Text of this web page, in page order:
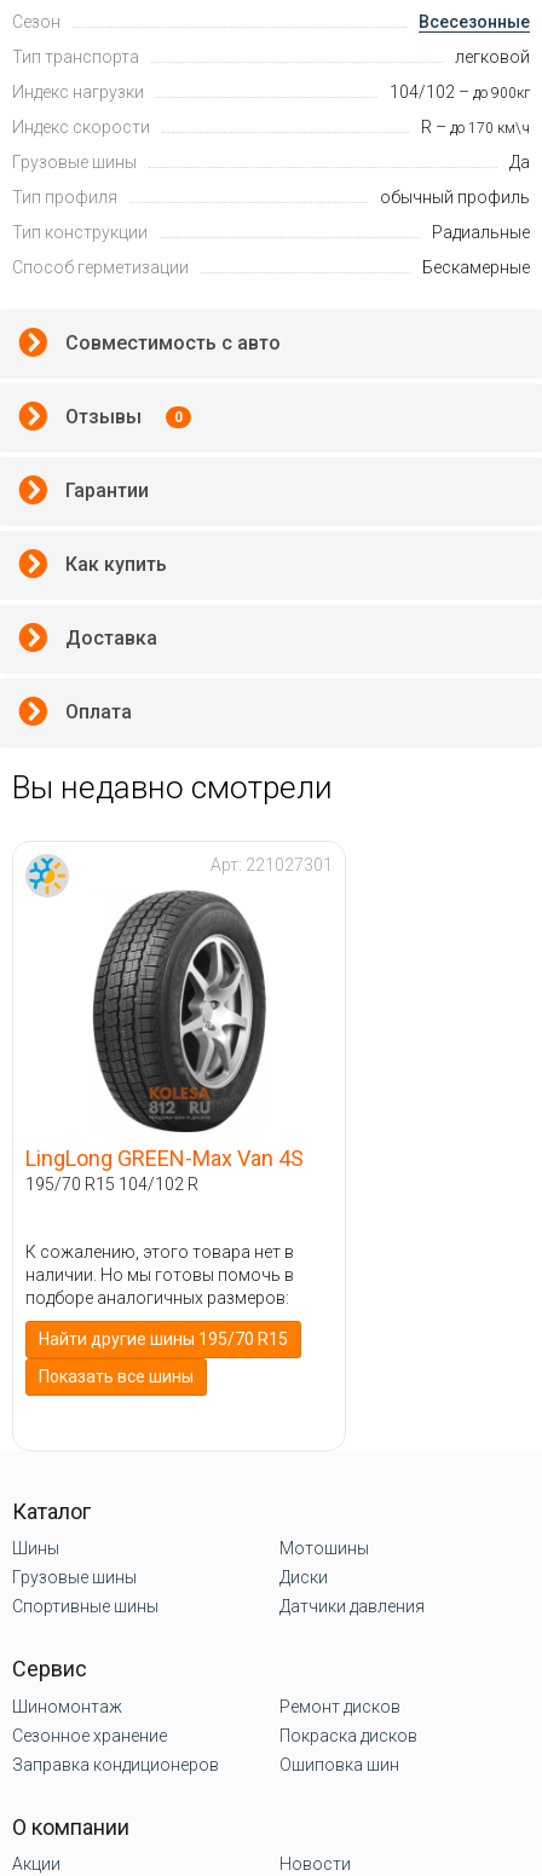
Сезон
Всесезонные
Тип транспорта
легковой
Индекс нагрузки
104/102 – до 900кг
Индекс скорости R – до 170 км\ч
Грузовые шины
Да
Тип профиля
обычный профиль
Тип конструкции
Радиальные
Способ герметизации
Бескамерные
Совместимость с авто
Отзывы 0
Гарантии
Как купить
Доставка
Оплата
Вы недавно смотрели
Арт: 221027301
LingLong GREEN-Max Van 4S
195/70 R15 104/102 R
К сожалению, этого товара нет в
наличии. Но мы готовы помочь в
подборе аналогичных размеров:
Найти другие шины 195/70 R15
Показать все шины
Каталог
Шины
Грузовые шины
Спортивные шины
Мотошины
Диски
Датчики давления
Сервис
Шиномонтаж
Сезонное хранение
Заправка кондиционеров
Ремонт дисков
Покраска дисков
Ошиповка шин
О компании
Акции
Новости